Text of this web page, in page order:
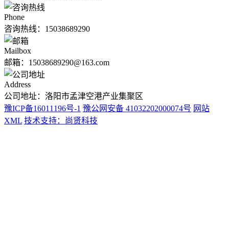
Phone
咨询热线： 15038689290
Mailbox
邮箱：15038689290@163.com
Address
公司地址：洛阳市孟津空港产业集聚区
豫ICP备16011196号-1 豫公网安备 41032202000074号 网站
XML 技术支持：尚贤科技